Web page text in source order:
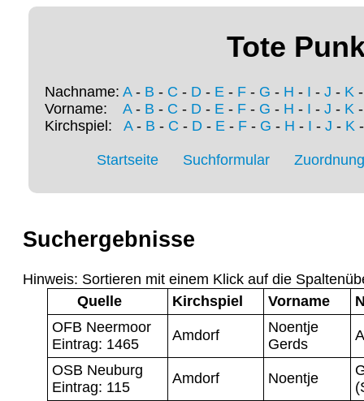
Tote
Nachname: A- B - C - D - E - F - G - H - I - J - K
Vorname: A- B - C - D - E - F - G - H - I - J - K
Kirchspiel: A- B - C - D- E- F- G - H - I - J - K
Startseite Suchformular
Suchergebnisse
Hinweis: Sortieren mit einem Klick auf die
Quelle
Kirchspiel Vorname
OFB Neermoor
Eintrag: 1465
Amdorf
Noentje
Gerds
OSB Neuburg
Eintrag: 115
Amdorf Noentje